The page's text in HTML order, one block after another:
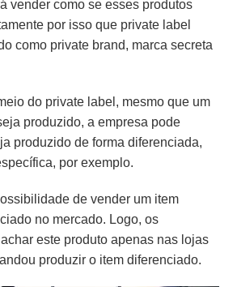
vender como se esses produtos
por isso que private label
como private brand, marca secreta
do private label, mesmo que um
produzido, a empresa pode
produzido de forma diferenciada,
por exemplo.
de vender um item
no mercado. Logo, os
este produto apenas nas lojas
produzir o item diferenciado.